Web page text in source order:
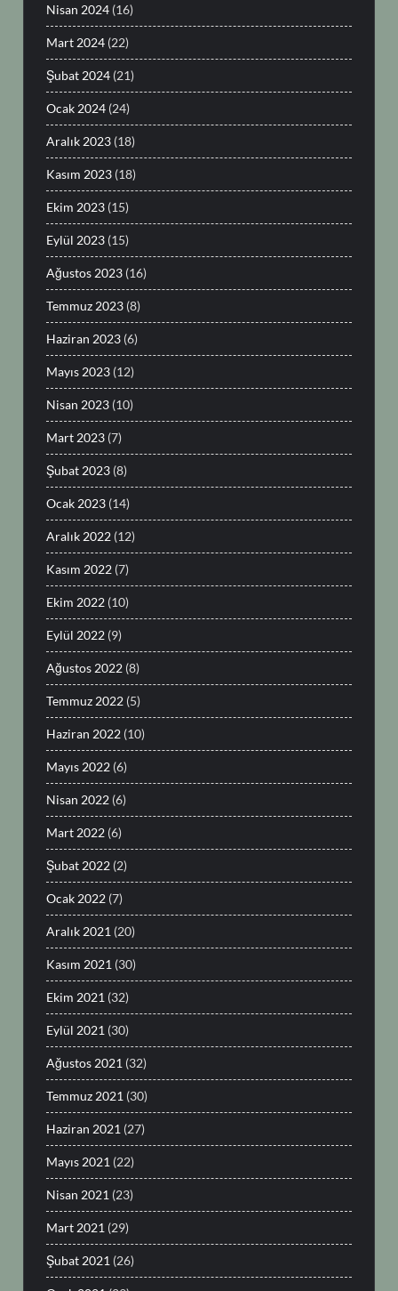
Nisan 2024 (16)
Mart 2024 (22)
Şubat 2024 (21)
Ocak 2024 (24)
Aralık 2023 (18)
Kasım 2023 (18)
Ekim 2023 (15)
Eylül 2023 (15)
Ağustos 2023 (16)
Temmuz 2023 (8)
Haziran 2023 (6)
Mayıs 2023 (12)
Nisan 2023 (10)
Mart 2023 (7)
Şubat 2023 (8)
Ocak 2023 (14)
Aralık 2022 (12)
Kasım 2022 (7)
Ekim 2022 (10)
Eylül 2022 (9)
Ağustos 2022 (8)
Temmuz 2022 (5)
Haziran 2022 (10)
Mayıs 2022 (6)
Nisan 2022 (6)
Mart 2022 (6)
Şubat 2022 (2)
Ocak 2022 (7)
Aralık 2021 (20)
Kasım 2021 (30)
Ekim 2021 (32)
Eylül 2021 (30)
Ağustos 2021 (32)
Temmuz 2021 (30)
Haziran 2021 (27)
Mayıs 2021 (22)
Nisan 2021 (23)
Mart 2021 (29)
Şubat 2021 (26)